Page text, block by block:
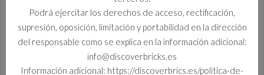
Set
Podrá ejercitar los derechos de acceso, rectificación,
supresión, oposición, limitación y portabilidad en la dirección
del responsable como se explica en la información adicional:
info@discoverbricks.es
Información adicional: https://discoverbrics.es/politica-de-